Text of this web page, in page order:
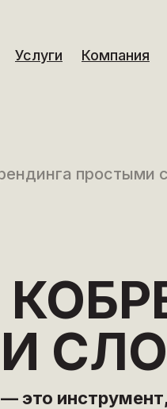
Услуги Компания
простыми
это